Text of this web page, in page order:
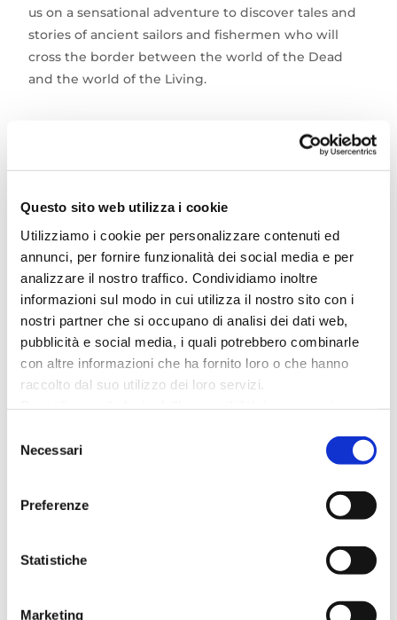
Questo sito web utilizza i cookie
Utilizziamo i cookie per personalizzare contenuti ed
annunci, per fornire funzionalità dei social media e per
analizzare il nostro traffico. Condividiamo inoltre
informazioni sul modo in cui utilizza il nostro sito con i
nostri partner che si occupano di analisi dei dati web,
pubblicità e social media, i quali potrebbero combinarle
con altre informazioni che ha fornito loro o che hanno
raccolto dal suo utilizzo dei loro servizi.
Per ulteriori informazioni è possibile consultare
Cookie Policy.
delNecessari
Preferenze
Statistiche
Marketing
us on a sensational adventure to discover tales and
stories of ancient sailors and fishermen who will
cross the border between the world of the Dead
and the world of the Living.
Will the fearless sailors manage to escape the
danger? To find out, don’t miss the appointment
that the Museo della Regina of Cattolica has
Come and discover it with us! We are waiting for you
at the museum for a special date dedicated to
Halloween where anything can happen!🎃
Halloween “A Spooky Museum”
Halloween: a Spooky Museum!
Thursday 31st October: 👻 5pm
❗️from 6 years old and up 🔸 participation fee €3